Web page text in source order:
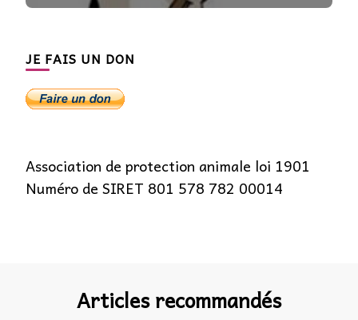
JE FAIS UN DON
Association de protection animale loi 1901
Numéro de SIRET 801 578 782 00014
Articles recommandés